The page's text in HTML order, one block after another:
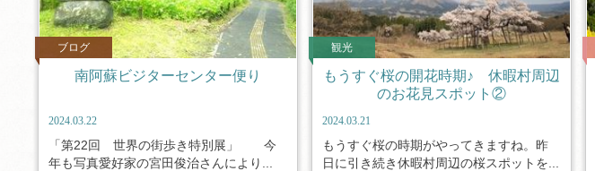
ブログ
南阿蘇ビジターセンター便り
2024.03.22
「第22回 世界の街歩き特別展」 今
年も写真愛好家の宮田俊治さんにより...
観光
もうすぐ桜の開花時期♪ 休暇村周辺
のお花見スポット②
2024.03.21
もうすぐ桜の時期がやってきますね。昨
日に引き続き休暇村周辺の桜スポットを...